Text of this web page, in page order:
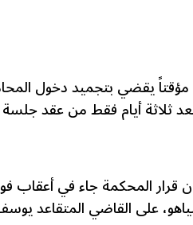
يقضي بتجميد دخول
ثلاثة أيام فقط من عقد
المحكمة جاء في أعقاب
على القاضي المتقاعد